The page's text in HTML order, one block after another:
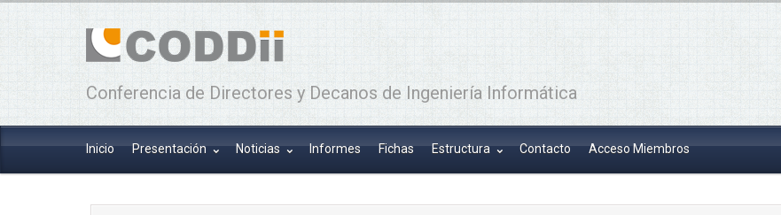
Conferencia de Directores y Decanos de Ingeniería Informática
Inicio Presentación Noticias Informes Fichas Estructura Contacto Acceso Miembros